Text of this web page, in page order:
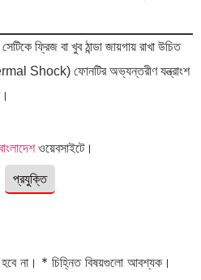
ফ্রিজ বা খুব ঠান্ডা জায়গায় রাখা উচিত
Shock) ফোনটির অভ্যন্তরীণ যন্ত্রাংশ
ওয়েবসাইটে।
প্রযুক্তি
না। * চিহ্নিত বিষয়গুলো আবশ্যক।